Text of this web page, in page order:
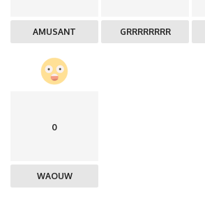
AMUSANT GRRRRRRRR
0
WAOUW